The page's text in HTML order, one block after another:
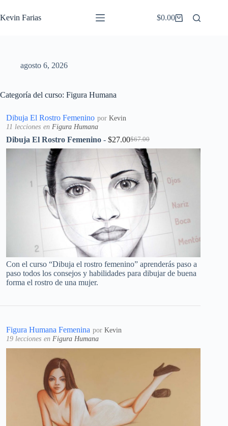
al
contenido
Kevin Farias
Carro
$0.00
agosto 6, 2026
Categoría del curso: Figura Humana
Dibuja El Rostro Femenino por Kevin
11 lecciones en Figura Humana
Dibuja El Rostro Femenino - $67.00
El
precio
original
era:
$67.00.
$27.00
El
precio
actual
es:
$27.00.
Con el curso “Dibuja el rostro femenino” aprenderás paso a
paso todos los consejos y habilidades para dibujar de buena
forma el rostro de una mujer.
Figura Humana Femenina por Kevin
19 lecciones en Figura Humana